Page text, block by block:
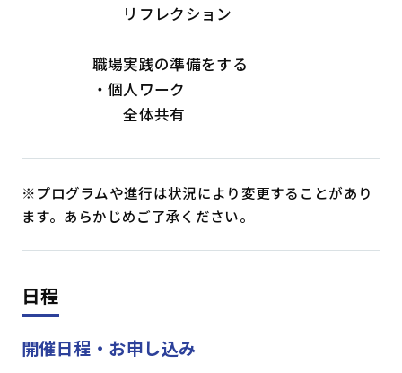
リフレクション
職場実践の準備をする
・個人ワーク
全体共有
※プログラムや進行は状況により変更することがあり
ます。あらかじめご了承ください。
日程
開催日程・お申し込み